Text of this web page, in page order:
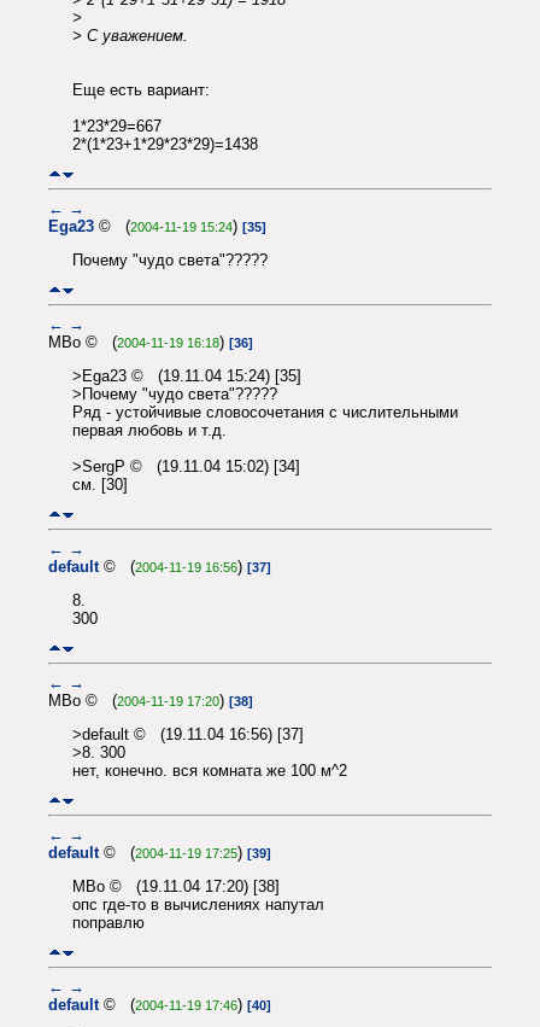
>
> С уважением.
Еще есть вариант:
1*23*29=667
2*(1*23+1*29*23*29)=1438
← →
Ega23 © (2004-11-19 15:24) [35]
Почему "чудо света"?????
← →
MBo © (2004-11-19 16:18) [36]
>Ega23 © (19.11.04 15:24) [35]
>Почему "чудо света"?????
Ряд - устойчивые словосочетания с числительными
первая любовь и т.д.
>SergP © (19.11.04 15:02) [34]
см. [30]
← →
default © (2004-11-19 16:56) [37]
8.
300
← →
MBo © (2004-11-19 17:20) [38]
>default © (19.11.04 16:56) [37]
>8. 300
нет, конечно. вся комната же 100 м^2
← →
default © (2004-11-19 17:25) [39]
MBo © (19.11.04 17:20) [38]
опс где-то в вычислениях напутал
поправлю
← →
default © (2004-11-19 17:46) [40]